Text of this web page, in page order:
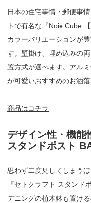
日本の住宅事情・郵便事
トで有名な『Noie Cube
カラーバリエーションが
す。壁掛け、埋め込みの
置方式が選べます。アル
が可愛いおすすめのお洒落
商品はコチラ
デザイン性・機能
スタンドポスト
思わず二度見してしまう
『セトクラフト スタンド
デニングの植木鉢も置け